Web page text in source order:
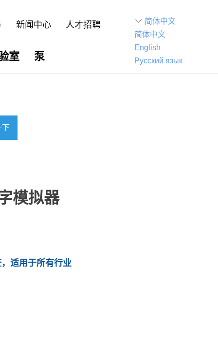
新闻中心 人才招聘
下
室 泵
ꀅ 简体中文
简体中文
English
Русский язык
模拟器
适用于所有行业